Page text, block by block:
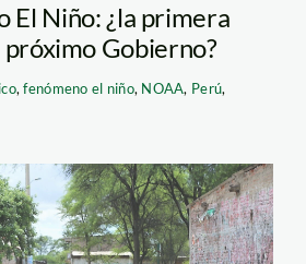
El Niño: ¿la primera
próximo Gobierno?
,fenómeno el niño, NOAA, Perú,
130